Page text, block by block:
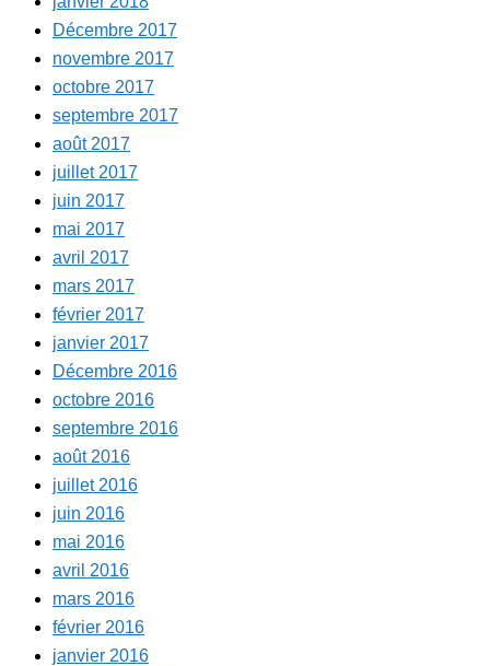
Décembre 2017
novembre 2017
octobre 2017
septembre 2017
août 2017
juillet 2017
juin 2017
mai 2017
avril 2017
mars 2017
février 2017
janvier 2017
Décembre 2016
octobre 2016
septembre 2016
août 2016
juillet 2016
juin 2016
mai 2016
avril 2016
mars 2016
février 2016
janvier 2016